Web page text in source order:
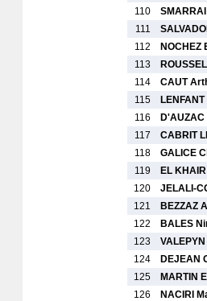
110
111
112
NOCHEZ
113
114
CAUT
115
116
117
CABRIT
118
GALICE
119
EL
120
JELALI-
121
BEZZAZ
122
BALES
123
124
DEJEAN
125
MARTIN
126
NACIRI